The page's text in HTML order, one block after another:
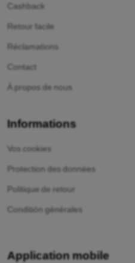
Cashback
Retour facile
Réclamations
Contact
À propos de nous
Informations
Vos cookies
Protection des données
Politique de retour
Conditión générales
Application mobile